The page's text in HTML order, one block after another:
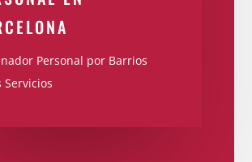
Personal por Barrios
Servicios